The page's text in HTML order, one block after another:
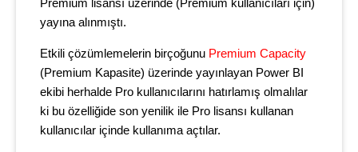
Premium lisansı üzerinde (Premium kullanıcıları için)
yayına alınmıştı.
Etkili çözümlemelerin birçoğunu Premium Capacity
(Premium Kapasite) üzerinde yayınlayan Power BI
ekibi herhalde Pro kullanıcılarını hatırlamış olmalılar
ki bu özelliğide son yenilik ile Pro lisansı kullanan
kullanıcılar içinde kullanıma açtılar.